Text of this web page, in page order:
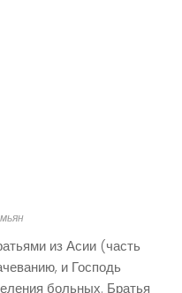
из Асии (часть
и Господь
больных. Братья